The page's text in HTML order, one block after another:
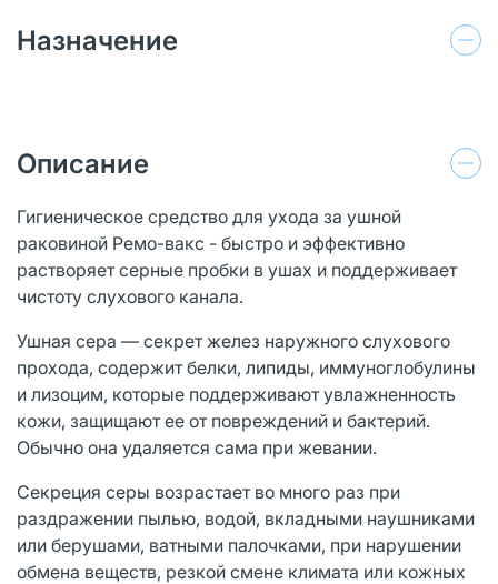
Назначение
Описание
Гигиеническое средство для ухода за ушной
раковиной Ремо-вакс - быстро и эффективно
растворяет серные пробки в ушах и поддерживает
чистоту слухового канала.
Ушная сера — секрет желез наружного слухового
прохода, содержит белки, липиды, иммуноглобулины
и лизоцим, которые поддерживают увлажненность
кожи, защищают ее от повреждений и бактерий.
Обычно она удаляется сама при жевании.
Секреция серы возрастает во много раз при
раздражении пылью, водой, вкладными наушниками
или берушами, ватными палочками, при нарушении
обмена веществ, резкой смене климата или кожных